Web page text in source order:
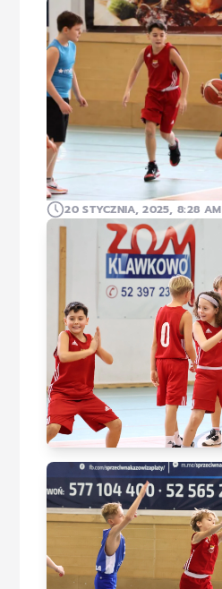
20 STYCZNIA, 2025, 8:28 AM